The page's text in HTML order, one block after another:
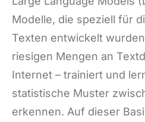
Modelle, die speziell für
Texten entwickelt
riesigen Mengen an
Internet – trainiert und
statistische Muster
erkennen. Auf dieser